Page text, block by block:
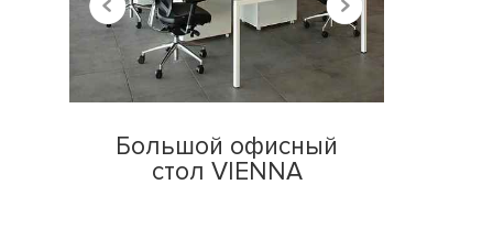
Большой офисный
стол VIENNA